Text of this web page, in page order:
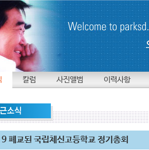
칼럼 사진앨범 이력사항
폐교된 국립체신고등학교 정기총회